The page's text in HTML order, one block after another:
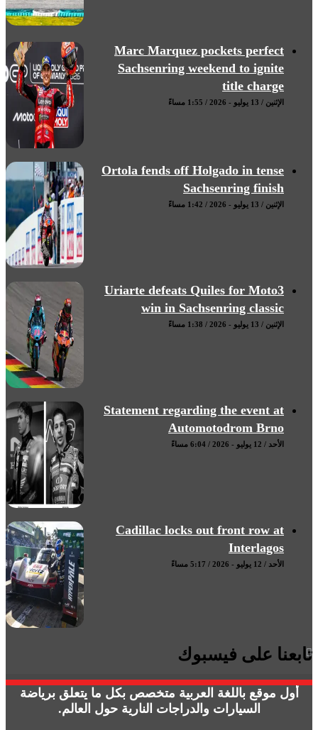
Marc Marquez pockets perfect
Sachsenring weekend to ignite
title charge
الإثنين / 13 يوليو - 2026 / 1:55 مساءً
Ortola fends off Holgado in tense
Sachsenring finish
الإثنين / 13 يوليو - 2026 / 1:42 مساءً
Uriarte defeats Quiles for Moto3
win in Sachsenring classic
الإثنين / 13 يوليو - 2026 / 1:38 مساءً
Statement regarding the event at
Automotodrom Brno
الأحد / 12 يوليو - 2026 / 6:04 مساءً
Cadillac locks out front row at
Interlagos
الأحد / 12 يوليو - 2026 / 5:17 مساءً
تابعنا على فيسبوك
أول موقع باللغة العربية متخصص بكل ما يتعلق برياضة
السيارات والدراجات النارية حول العالم.